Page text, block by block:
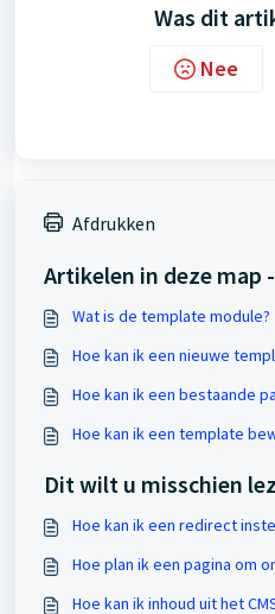
Was dit
Nee
Afdrukken
Artikelen in deze map -
Wat is de template module?
Hoe kan ik een nieuwe
Hoe kan ik een bestaande
Hoe kan ik een template
Dit wilt u misschien
Hoe kan ik een redirect
Hoe plan ik een pagina om
Hoe kan ik inhoud uit het